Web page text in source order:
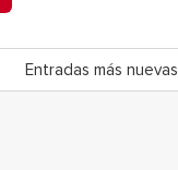
Entradas más nuevas